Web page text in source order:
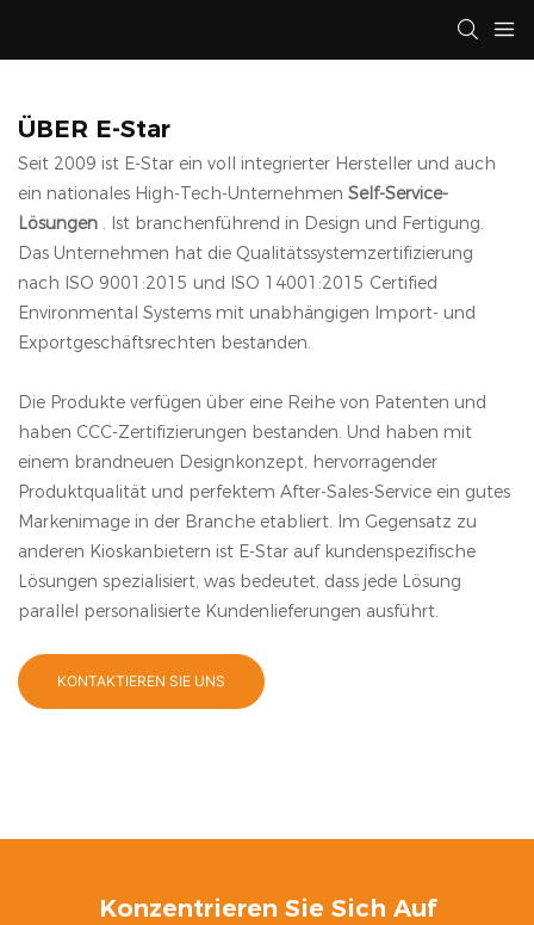
ÜBER E-Star
Seit 2009 ist E-Star ein voll integrierter Hersteller und auch
ein nationales High-Tech-Unternehmen Self-Service-
Lösungen . Ist branchenführend in Design und Fertigung.
Das Unternehmen hat die Qualitätssystemzertifizierung
nach ISO 9001:2015 und ISO 14001:2015 Certified
Environmental Systems mit unabhängigen Import- und
Exportgeschäftsrechten bestanden.
Die Produkte verfügen über eine Reihe von Patenten und
haben CCC-Zertifizierungen bestanden. Und haben mit
einem brandneuen Designkonzept, hervorragender
Produktqualität und perfektem After-Sales-Service ein gutes
Markenimage in der Branche etabliert. Im Gegensatz zu
anderen Kioskanbietern ist E-Star auf kundenspezifische
Lösungen spezialisiert, was bedeutet, dass jede Lösung
parallel personalisierte Kundenlieferungen ausführt.
KONTAKTIEREN SIE UNS
Konzentrieren Sie Sich Auf